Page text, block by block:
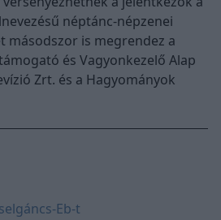
néptánc-népzenei
másodszor is megrendez a
és Vagyonkezelő Alap
Zrt. és a Hagyományok